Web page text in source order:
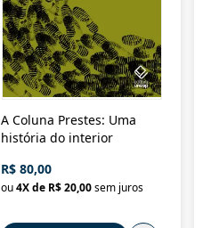
A Coluna Prestes: Uma
história do interior
R$ 80,00
ou4X de R$ 20,00sem juros